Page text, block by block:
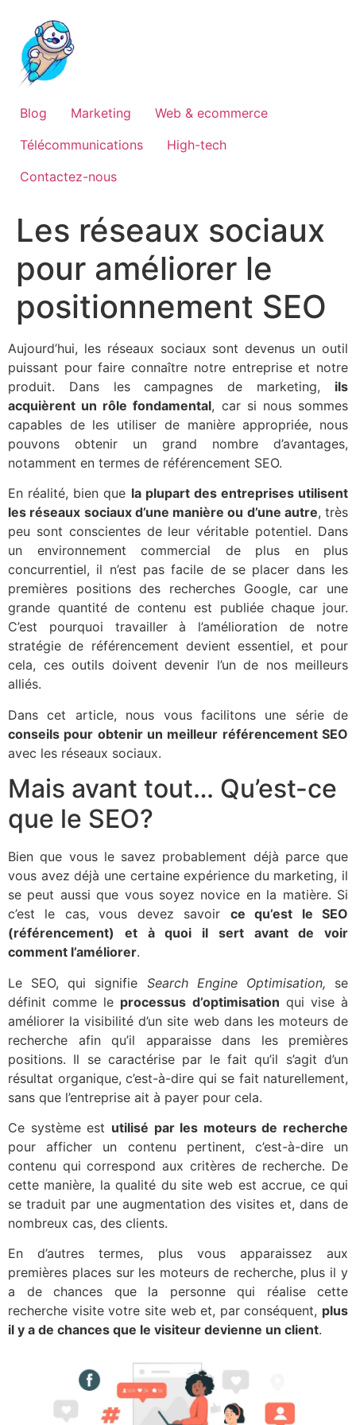
Blog Marketing
Web & ecommerce
Télécommunications
High-tech
Contactez-nous
Les réseaux sociaux
pour améliorer le
positionnement SEO
Aujourd’hui, les réseaux sociaux sont devenus un outil
puissant pour faire connaître notre entreprise et notre
produit. Dans les campagnes de marketing, ils
acquièrent un rôle fondamental, car si nous sommes
capables de les utiliser de manière appropriée, nous
pouvons obtenir un grand nombre d’avantages,
notamment en termes de référencement SEO.
En réalité, bien que la plupart des entreprises utilisent
les réseaux sociaux d’une manière ou d’une autre, très
peu sont conscientes de leur véritable potentiel. Dans
un environnement commercial de plus en plus
concurrentiel, il n’est pas facile de se placer dans les
premières positions des recherches Google, car une
grande quantité de contenu est publiée chaque jour.
C’est pourquoi travailler à l’amélioration de notre
stratégie de référencement devient essentiel, et pour
cela, ces outils doivent devenir l’un de nos meilleurs
alliés.
Dans cet article, nous vous facilitons une série de
conseils pour obtenir un meilleur référencement SEO
avec les réseaux sociaux.
Mais avant tout… Qu’est-ce
que le SEO?
Bien que vous le savez probablement déjà parce que
vous avez déjà une certaine expérience du marketing, il
se peut aussi que vous soyez novice en la matière. Si
c’est le cas, vous devez savoir ce qu’est le SEO
(référencement) et à quoi il sert avant de voir
comment l’améliorer.
Le SEO, qui signifie Search Engine Optimisation, se
définit comme le processus d’optimisation qui vise à
améliorer la visibilité d’un site web dans les moteurs de
recherche afin qu’il apparaisse dans les premières
positions. Il se caractérise par le fait qu’il s’agit d’un
résultat organique, c’est-à-dire qui se fait naturellement,
sans que l’entreprise ait à payer pour cela.
Ce système est utilisé par les moteurs de recherche
pour afficher un contenu pertinent, c’est-à-dire un
contenu qui correspond aux critères de recherche. De
cette manière, la qualité du site web est accrue, ce qui
se traduit par une augmentation des visites et, dans de
nombreux cas, des clients.
En d’autres termes, plus vous apparaissez aux
premières places sur les moteurs de recherche, plus il y
a de chances que la personne qui réalise cette
recherche visite votre site web et, par conséquent, plus
il y a de chances que le visiteur devienne un client.